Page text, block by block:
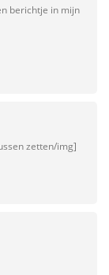
berichtje in mijn
zetten/img]